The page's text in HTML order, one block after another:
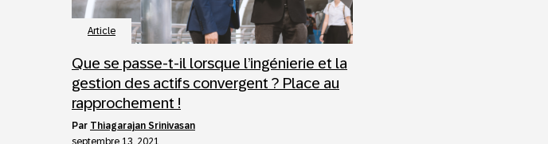
Article
Que se passe-t-il lorsque l’ingénierie et la
gestion des actifs convergent ? Place au
rapprochement !
par Thiagarajan Srinivasan
septembre 13, 2021